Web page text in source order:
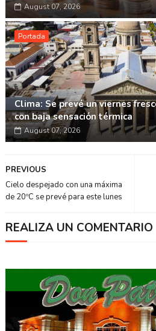
August 07, 2026
Portada
Clima: Se prevé un viernes
con baja sensación térmica
August 07, 2026
PREVIOUS
Cielo despejado con una máxima
de 20ºC se prevé para este lunes
REALIZA UN COMENTARIO